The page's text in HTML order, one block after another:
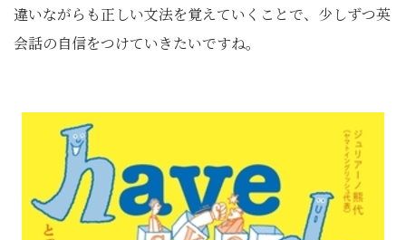
違いながらも正しい文法を覚えていくことで、少しずつ英
会話の自信をつけていきたいですね。